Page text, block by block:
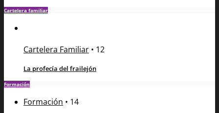
Cartelera familiar
Cartelera Familiar • 12
La profecía del frailejón
Formación
Formación • 14